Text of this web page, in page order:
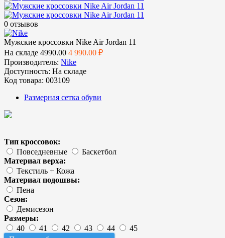
0 отзывов
Мужские кроссовки Nike Air Jordan 11
На складе 4990.00 4 990.00 ₽
Производитель: Nike
Доступность: На складе
Код товара: 003109
Размерная сетка обуви
Тип кроссовок:
Повседневные
Баскетбол
Материал верха:
Текстиль + Кожа
Материал подошвы:
Пена
Сезон:
Демисезон
Размеры:
40
41 42 43 44 45